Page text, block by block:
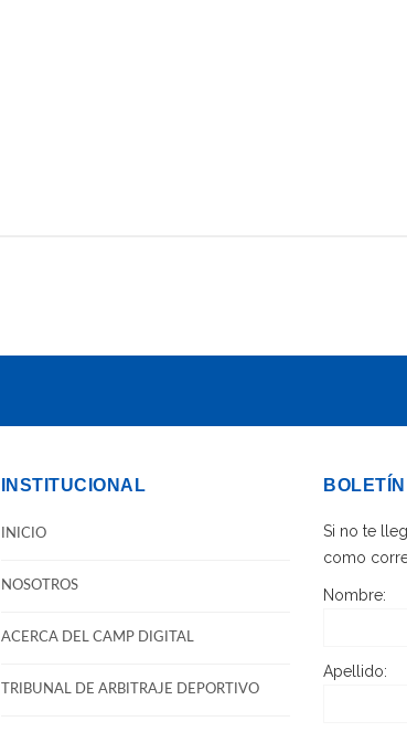
INSTITUCIONAL
INICIO
NOSOTROS
ACERCA DEL CAMP DIGITAL
TRIBUNAL DE ARBITRAJE DEPORTIVO
Si no te
como
Nombre:
Apellido: